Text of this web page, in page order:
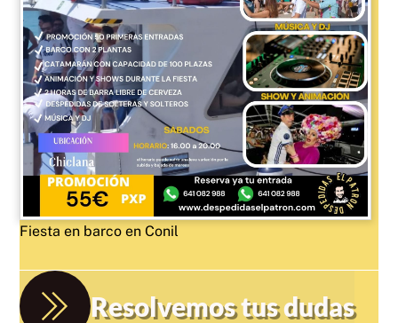
Fiesta en barco en Conil
Resolvemos tus dudas